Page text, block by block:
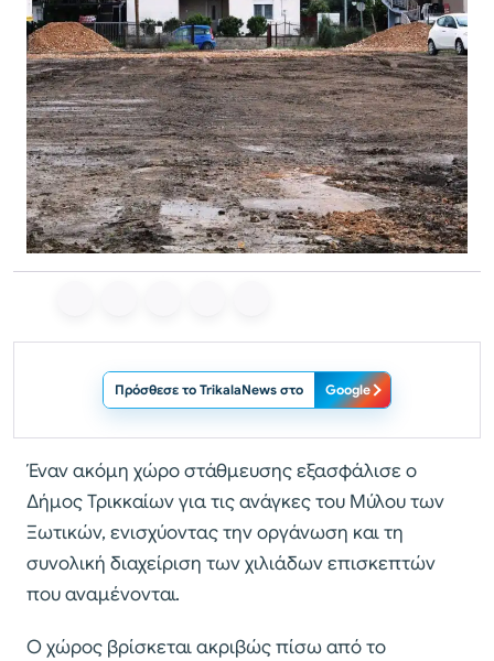
Πρόσθεσε το TrikalaNews στο Google
Έναν ακόμη χώρο στάθμευσης εξασφάλισε ο
Δήμος Τρικκαίων για τις ανάγκες του Μύλου των
Ξωτικών, ενισχύοντας την οργάνωση και τη
συνολική διαχείριση των χιλιάδων επισκεπτών
που αναμένονται.
Ο χώρος βρίσκεται ακριβώς πίσω από το